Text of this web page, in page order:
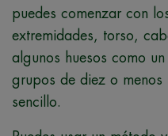
puedes comenzar con
extremidades, torso,
algunos huesos como
grupos de diez o menos
sencillo.